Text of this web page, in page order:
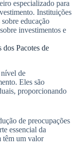
especializado para
Instituições
educação
investimentos e
Pacotes de
de
Eles são
proporcionando
de preocupações
essencial da
têm um valor